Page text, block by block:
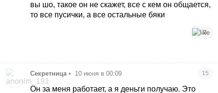
вы шо, такое он не скажет, все с кем он общается,
то все пусички, а все остальные бяки
3
Секретница • 10 июня в 00:09 15
Он за меня работает, а я деньги получаю. Это